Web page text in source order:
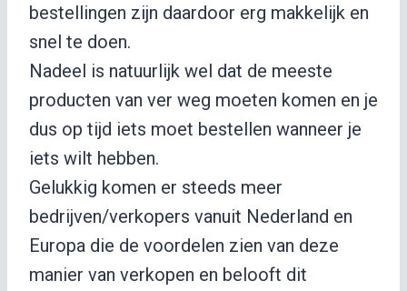
bestellingen zijn daardoor erg makkelijk en
snel te doen.
Nadeel is natuurlijk wel dat de meeste
producten van ver weg moeten komen en je
dus op tijd iets moet bestellen wanneer je
iets wilt hebben.
Gelukkig komen er steeds meer
bedrijven/verkopers vanuit Nederland en
Europa die de voordelen zien van deze
manier van verkopen en belooft dit